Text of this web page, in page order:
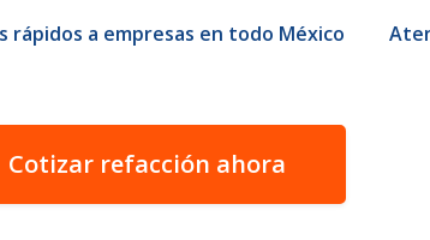
rápidos a empresas en todo México
Cotizar refacción ahora